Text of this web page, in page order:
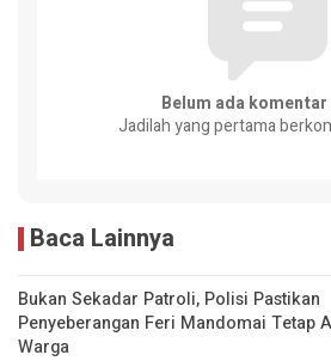
Belum ada
Jadilah yang pertama
Baca Lainnya
Bukan Sekadar Patroli, Polisi Pastikan
Penyeberangan Feri Mandomai Tetap
Warga